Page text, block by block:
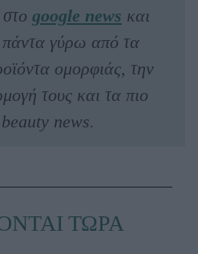
στο google news και
πάντα γύρω από τα
ομορφιάς, την
τους και τα πιο
news.
ΤΩΡΑ